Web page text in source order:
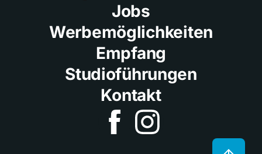
Jobs
Werbemöglichkeiten
Empfang
Studioführungen
Kontakt